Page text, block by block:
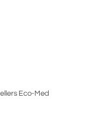
Eco-Med